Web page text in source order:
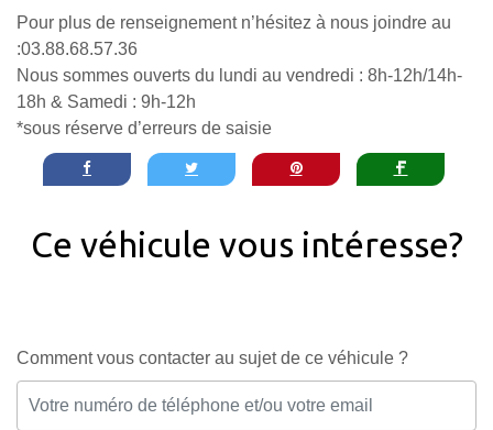
Pour plus de renseignement n’hésitez à nous joindre au
:03.88.68.57.36
Nous sommes ouverts du lundi au vendredi : 8h-12h/14h-
18h & Samedi : 9h-12h
*sous réserve d’erreurs de saisie
Ce véhicule vous intéresse?
Comment vous contacter au sujet de ce véhicule ?